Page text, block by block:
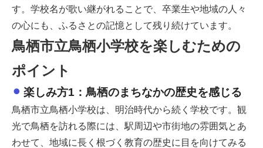
す。学校名が歌い継がれることで、卒業生や地域の人々
の心にも、ふるさとの記憶として残り続けています。
鳥栖市立鳥栖小学校を楽しむための
ポイント
楽しみ方1：鳥栖のまちなかの歴史を感じる
鳥栖市立鳥栖小学校は、明治時代から続く学校です。観
光で鳥栖を訪れる際には、駅周辺や市街地の雰囲気とあ
わせて、地域に長く根づく教育の歴史に目を向けてみる